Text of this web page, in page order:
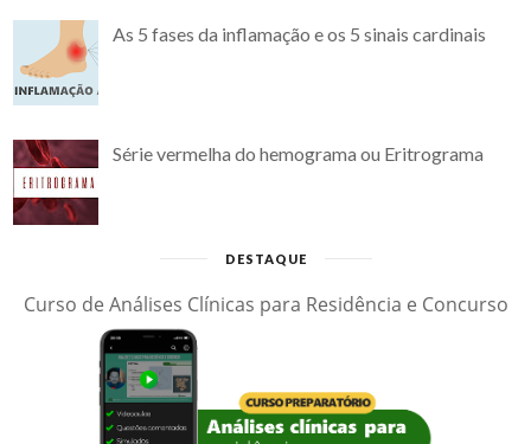
As 5 fases da inflamação e os 5 sinais cardinais
Série vermelha do hemograma ou Eritrograma
DESTAQUE
Curso de Análises Clínicas para Residência e Concurso